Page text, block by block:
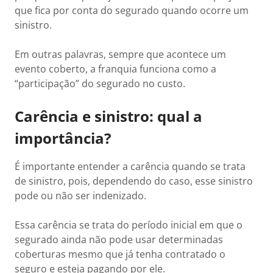
que fica por conta do segurado quando ocorre um
sinistro.
Em outras palavras, sempre que acontece um
evento coberto, a franquia funciona como a
“participação” do segurado no custo.
Carência e sinistro: qual a
importância?
É importante entender a carência quando se trata
de sinistro, pois, dependendo do caso, esse sinistro
pode ou não ser indenizado.
Essa carência se trata do período inicial em que o
segurado ainda não pode usar determinadas
coberturas mesmo que já tenha contratado o
seguro e esteja pagando por ele.